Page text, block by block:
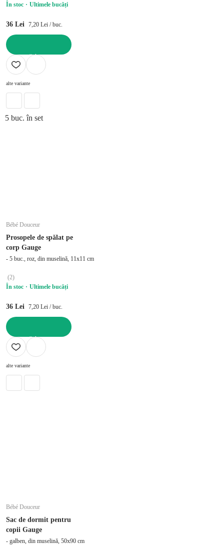
În stoc
Ultimele bucăți
36 Lei 7,20 Lei / buc.
ADAUGĂ ÎN COȘ
alte variante
5 buc. în set
Bébé Douceur
Prosopele de spălat pe
corp Gauge
- 5 buc., roz, din muselină, 11x11 cm
(2)
În stoc
Ultimele bucăți
36 Lei 7,20 Lei / buc.
ADAUGĂ ÎN COȘ
alte variante
Bébé Douceur
Sac de dormit pentru
copii Gauge
- galben, din muselină, 50x90 cm